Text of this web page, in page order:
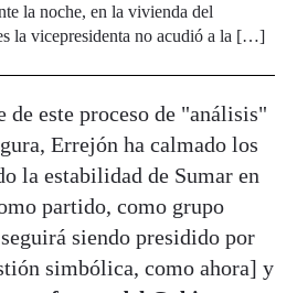
la noche, en la vivienda del
la vicepresidenta no acudió a la […]
de este proceso de "análisis"
Errejón ha calmado los
la estabilidad de Sumar en
partido, como grupo
siendo presidido por
simbólica, como ahora] y